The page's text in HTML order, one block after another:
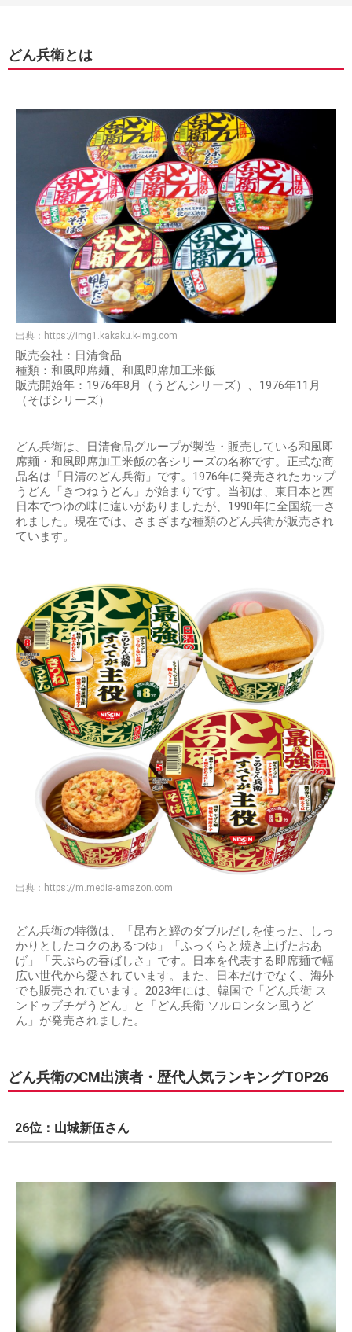
どん兵衛とは
出典： https://img1.kakaku.k-img.com
販売会社：日清食品
種類：和風即席麺、和風即席加工米飯
販売開始年：1976年8月（うどんシリーズ）、1976年11月
（そばシリーズ）
どん兵衛は、日清食品グループが製造・販売している和風即
席麺・和風即席加工米飯の各シリーズの名称です。正式な商
品名は「日清のどん兵衛」です。1976年に発売されたカップ
うどん「きつねうどん」が始まりです。当初は、東日本と西
日本でつゆの味に違いがありましたが、1990年に全国統一さ
れました。現在では、さまざまな種類のどん兵衛が販売され
ています。
出典： https://m.media-amazon.com
どん兵衛の特徴は、「昆布と鰹のダブルだしを使った、しっ
かりとしたコクのあるつゆ」「ふっくらと焼き上げたおあ
げ」「天ぷらの香ばしさ」です。日本を代表する即席麺で幅
広い世代から愛されています。また、日本だけでなく、海外
でも販売されています。2023年には、韓国で「どん兵衛 ス
ンドゥブチゲうどん」と「どん兵衛 ソルロンタン風うど
ん」が発売されました。
どん兵衛のCM出演者・歴代人気ランキングTOP26
26位：山城新伍さん